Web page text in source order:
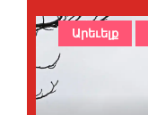
Արեւելք